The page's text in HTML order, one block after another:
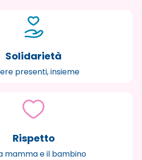
Solidarietà
presenti, insieme
Rispetto
mamma e il bambino